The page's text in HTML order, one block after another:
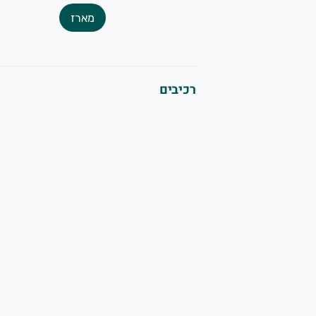
ניתן ליצור איתנו קשר בטלפון ובוואטסאפ:
חברתנו מתמחה בגידול ושיווק תוצרת חקלאית טריה ומובחרת
מארז
רכיבים